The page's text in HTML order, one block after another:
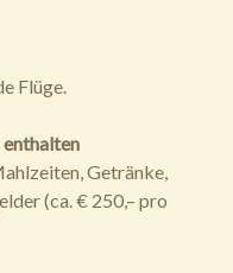
Flüge.
enthalten
Getränke,
(ca. € 250,– pro